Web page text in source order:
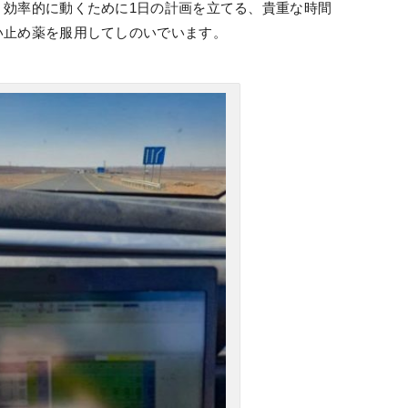
率的に動くために1日の計画を立てる、貴重な時間
め薬を服用してしのいでいます。